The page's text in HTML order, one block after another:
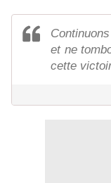
et ne
cette